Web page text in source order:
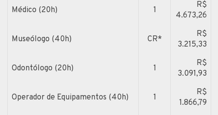
Médico (20h) 1
R$
4.673,26
Museólogo (40h) CR*
R$
3.215,33
Odontólogo (20h) 1
R$
3.091,93
Operador de Equipamentos (40h) 1
R$
1.866,79